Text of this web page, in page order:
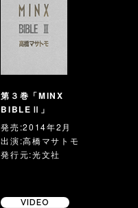
第３巻「MINX
BIBLEⅡ」
発売:2014年2月
出演:高橋マサトモ
発行元:光文社
VIDEO